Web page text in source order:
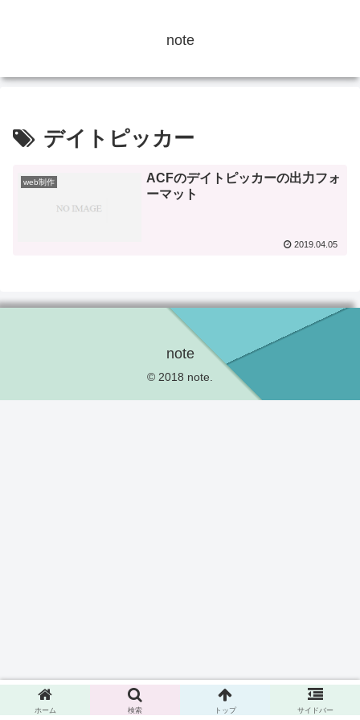
note
デイトピッカー
web制作
ACFのデイトピッカーの出力フォ
ーマット
2019.04.05
note
© 2018 note.
ホーム 検索 トップ サイドバー